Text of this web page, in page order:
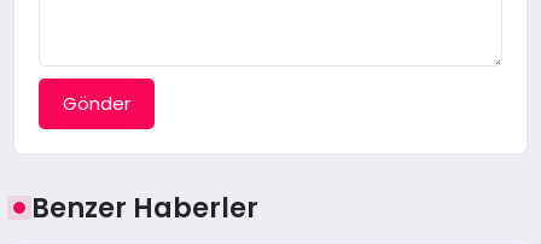
Gönder
Benzer Haberler